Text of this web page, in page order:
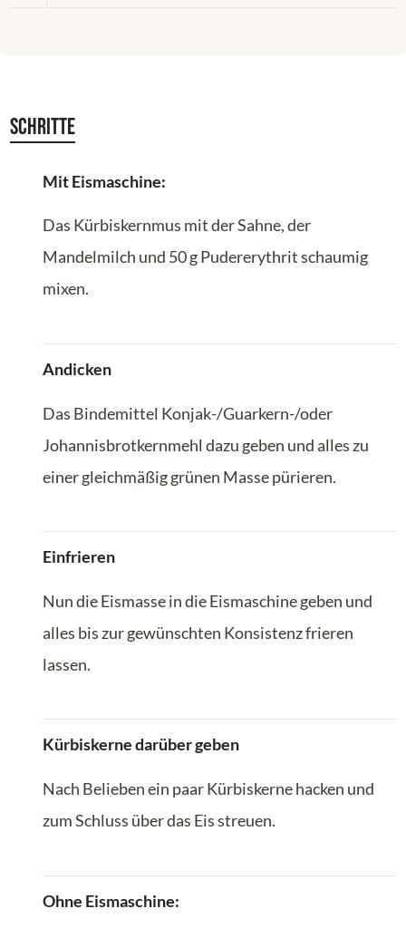
Schritte
Mit Eismaschine:
Das Kürbiskernmus mit der Sahne, der
Mandelmilch und 50 g Pudererythrit schaumig
mixen.
Andicken
Das Bindemittel Konjak-/Guarkern-/oder
Johannisbrotkernmehl dazu geben und alles zu
einer gleichmäßig grünen Masse pürieren.
Einfrieren
Nun die Eismasse in die Eismaschine geben und
alles bis zur gewünschten Konsistenz frieren
lassen.
Kürbiskerne darüber geben
Nach Belieben ein paar Kürbiskerne hacken und
zum Schluss über das Eis streuen.
Ohne Eismaschine: